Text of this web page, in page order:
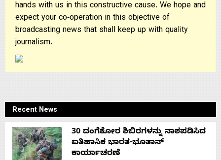
hands with us in this constructive cause. We hope and
expect your co-operation in this objective of
broadcasting news that shall keep up with quality
journalism.
Recent News
30 ದಂಗೆಕೋರ ಶಿಬಿರಗಳನ್ನು ನಾಶಪಡಿಸಿದ
ಐತಿಹಾಸಿಕ ಭಾರತ-ಭೂತಾನ್
ಕಾರ್ಯಾಚರಣೆ